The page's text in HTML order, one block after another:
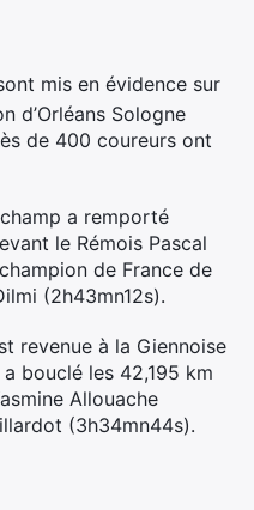
mis en évidence sur
d’Orléans Sologne
de 400 coureurs ont
a remporté
le Rémois Pascal
de France de
(2h43mn12s).
revenue à la Giennoise
bouclé les 42,195 km
Allouache
(3h34mn44s).